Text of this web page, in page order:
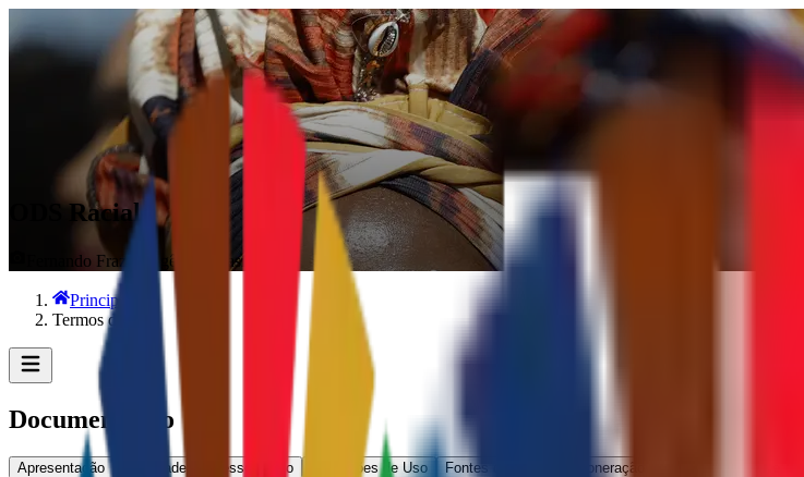
ODS Racial
Fernando Frazão/Agência Brasil
Principal
Termos de Uso
Documentação
Apresentação Finalidade Acesso e Uso Restrições de Uso Fontes de Dados e Exoneração de Responsabilidade